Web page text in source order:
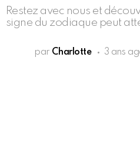
Restez avec nous et
signe du zodiaque peut
par Charlotte 3 ans